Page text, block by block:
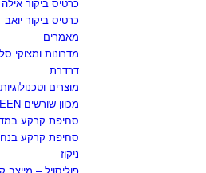
כרטיס ביקור אילה
כרטיס ביקור יואב
מאמרים
מדרונות ומצוקי
דרדרת
מוצרים וטכנולוגיות
מכוון שורשים CT GREEN
סחיפת קרקע
סחיפת קרקע
ניקוז